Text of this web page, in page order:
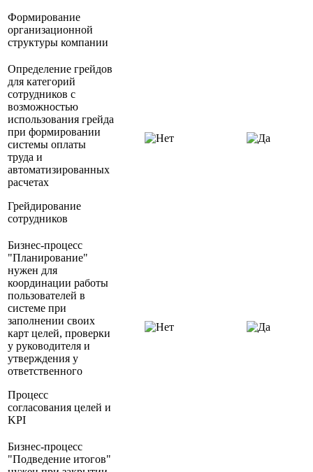
Формирование
организационной
структуры компании
Определение грейдов
для категорий
сотрудников с
возможностью
использования грейда
при формировании
системы оплаты
труда и
автоматизированных
расчетах
Грейдирование
сотрудников
Бизнес-процесс
"Планирование"
нужен для
координации работы
пользователей в
системе при
заполнении своих
карт целей, проверки
у руководителя и
утверждения у
ответственного
Процесс
согласования целей и
KPI
Бизнес-процесс
"Подведение итогов"